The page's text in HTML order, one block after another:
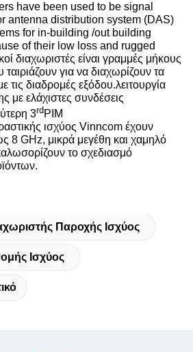
have been used to be signal
antenna distribution system (DAS)
for in-building /out building
of their low loss and rugged
διαχωριστές είναι γραμμές μήκους
για να διαχωρίζουν τα
διαδρομές εξόδου.λειτουργία
με ελάχιστες συνδέσεις
3rdPIM
ισχύος Vinncom έχουν
8 GHz, μικρά μεγέθη και χαμηλό
το σχεδιασμό
Παροχής Ισχύος
Ισχύος